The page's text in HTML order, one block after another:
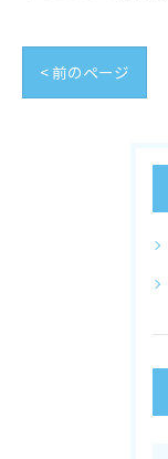
< 前のページ